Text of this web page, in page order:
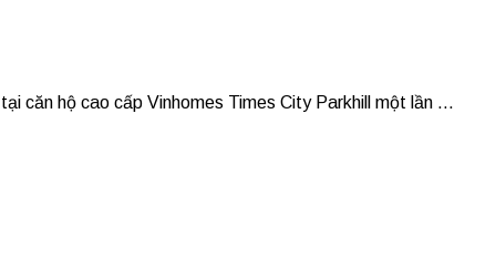
căn hộ cao cấp Vinhomes Times City Parkhill một lần ...